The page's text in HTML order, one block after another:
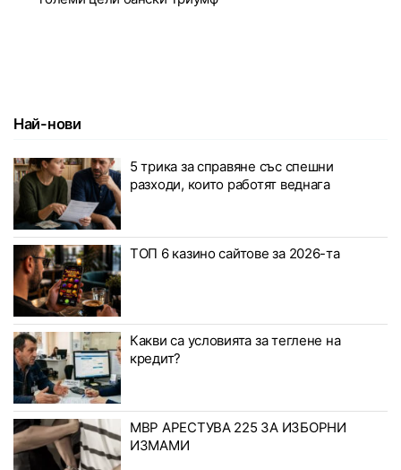
Най-нови
5 трика за справяне със спешни
разходи, които работят веднага
ТОП 6 казино сайтове за 2026-та
Какви са условията за теглене на
кредит?
МВР АРЕСТУВА 225 ЗА ИЗБОРНИ
ИЗМАМИ